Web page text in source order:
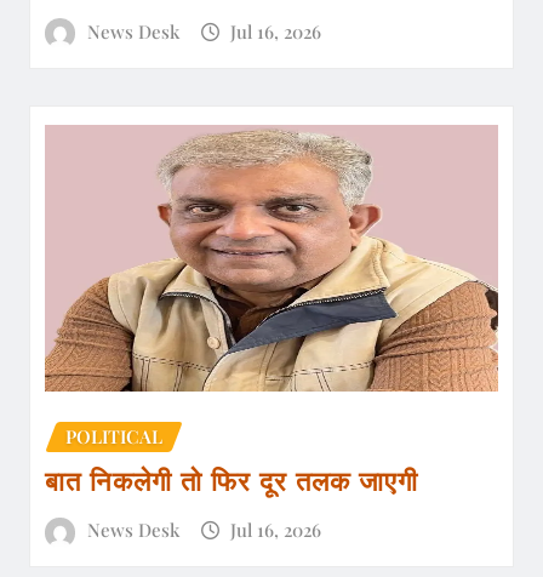
News Desk Jul 16, 2026
POLITICAL
बात निकलेगी तो फिर दूर तलक जाएगी
News Desk Jul 16, 2026